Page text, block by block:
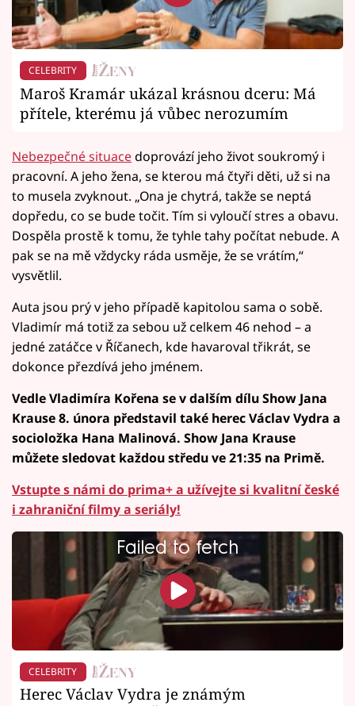
CELEBRITY
Maroš Kramár ukázal krásnou dceru: Má
přítele, kterému já vůbec nerozumím
Nebezpečné situacedoprovází jeho život soukromý i
pracovní. A jeho žena, se kterou má čtyři děti, už si na
to musela zvyknout. „Ona je chytrá, takže se neptá
dopředu, co se bude točit. Tím si vyloučí stres a obavu.
Dospěla prostě k tomu, že tyhle tahy počítat nebude. A
pak se na mě vždycky ráda usměje, že se vrátím,“
vysvětlil.
Auta jsou prý v jeho případě kapitolou sama o sobě.
Vladimír má totiž za sebou už celkem 46 nehod – a
jedné zatáčce v Říčanech, kde havaroval třikrát, se
dokonce přezdívá jeho jménem.
Vedle Vladimíra Kořena se v dalším dílu Show Jana
Krause 8. února představil také herec Václav Vydra a
socioložka Hana Malinová. Show Jana Krause
můžete sledovat každou středu ve 21:35 na Primě.
Vstupte s námi do prima+ a užívejte si kvalitní české
i zahraniční filmy a seriály!
Failed to fetch
CELEBRITY
Herec Václav Vydra je známým